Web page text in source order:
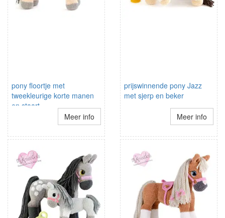
pony floortje met
tweekleurige korte manen
en staart
Meer info
prijswinnende pony Jazz
met sjerp en beker
Meer info